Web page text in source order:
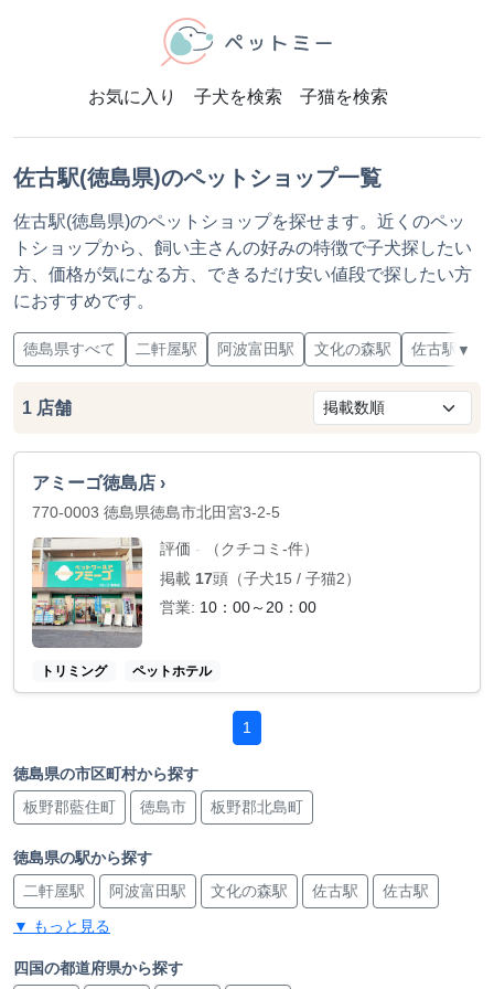
お気に入り 子犬を検索 子猫を検索
佐古駅(徳島県)のペットショップ一覧
佐古駅(徳島県)のペットショップを探せます。近くのペッ
トショップから、飼い主さんの好みの特徴で子犬探したい
方、価格が気になる方、できるだけ安い値段で探したい方
におすすめです。
徳島県すべて 二軒屋駅 阿波富田駅 文化の森駅 佐古駅 ▼
1 店舗
アミーゴ徳島店 ›
770-0003 徳島県徳島市北田宮3-2-5
評価 -
（クチコミ-件）
掲載 17頭（子犬15 / 子猫2）
営業: 10：00～20：00
トリミング ペットホテル
1
徳島県の市区町村から探す
板野郡藍住町
徳島市 板野郡北島町
徳島県の駅から探す
二軒屋駅
阿波富田駅 文化の森駅 佐古駅 佐古駅
徳島駅 徳島駅
阿波大谷駅 地蔵橋駅
▼ もっと見る
四国の都道府県から探す